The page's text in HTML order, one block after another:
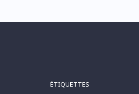
ÉTIQUETTES